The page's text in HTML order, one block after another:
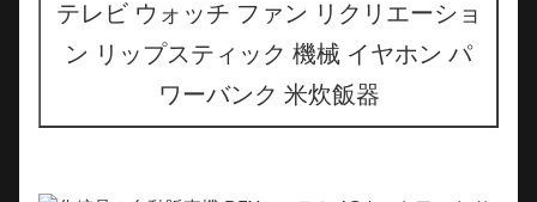
テレビ ウォッチ ファン リクリエーショ
ン リップスティック 機械 イヤホン パ
ワーバンク 米炊飯器